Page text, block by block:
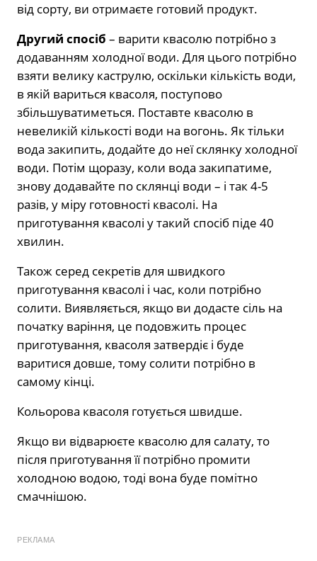
від сорту, ви отримаєте готовий продукт.
Другий спосіб – варити квасолю потрібно з
додаванням холодної води. Для цього потрібно
взяти велику каструлю, оскільки кількість води,
в якій вариться квасоля, поступово
збільшуватиметься. Поставте квасолю в
невеликій кількості води на вогонь. Як тільки
вода закипить, додайте до неї склянку холодної
води. Потім щоразу, коли вода закипатиме,
знову додавайте по склянці води – і так 4-5
разів, у міру готовності квасолі. На
приготування квасолі у такий спосіб піде 40
хвилин.
Також серед секретів для швидкого
приготування квасолі і час, коли потрібно
солити. Виявляється, якщо ви додасте сіль на
початку варіння, це подовжить процес
приготування, квасоля затвердіє і буде
варитися довше, тому солити потрібно в
самому кінці.
Кольорова квасоля готується швидше.
Якщо ви відварюєте квасолю для салату, то
після приготування її потрібно промити
холодною водою, тоді вона буде помітно
смачнішою.
РЕКЛАМА